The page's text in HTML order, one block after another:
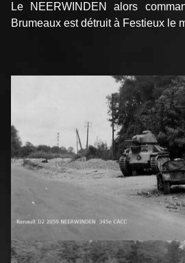
Le NEERWINDEN alors
Brumeaux est détruit à Festieux le